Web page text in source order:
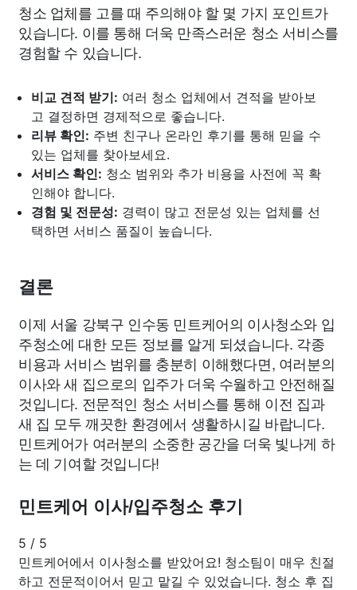
청소 업체를 고를 때 주의해야 할 몇 가지 포인트가
있습니다. 이를 통해 더욱 만족스러운 청소 서비스를
경험할 수 있습니다.
비교 견적 받기: 여러 청소 업체에서 견적을 받아보
고 결정하면 경제적으로 좋습니다.
리뷰 확인: 주변 친구나 온라인 후기를 통해 믿을 수
있는 업체를 찾아보세요.
서비스 확인: 청소 범위와 추가 비용을 사전에 꼭 확
인해야 합니다.
경험 및 전문성: 경력이 많고 전문성 있는 업체를 선
택하면 서비스 품질이 높습니다.
결론
이제 서울 강북구 인수동 민트케어의 이사청소와 입
주청소에 대한 모든 정보를 알게 되셨습니다. 각종
비용과 서비스 범위를 충분히 이해했다면, 여러분의
이사와 새 집으로의 입주가 더욱 수월하고 안전해질
것입니다. 전문적인 청소 서비스를 통해 이전 집과
새 집 모두 깨끗한 환경에서 생활하시길 바랍니다.
민트케어가 여러분의 소중한 공간을 더욱 빛나게 하
는 데 기여할 것입니다!
민트케어 이사/입주청소 후기
5 / 5
민트케어에서 이사청소를 받았어요! 청소팀이 매우 친절
하고 전문적이어서 믿고 맡길 수 있었습니다. 청소 후 집